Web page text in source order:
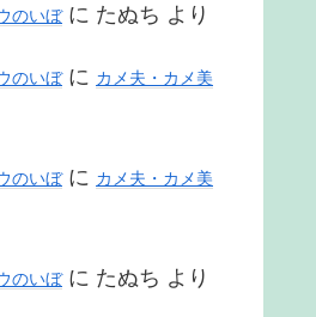
のいぼに たぬち より
のいぼに カメ夫・カメ美
のいぼに カメ夫・カメ美
のいぼに たぬち より